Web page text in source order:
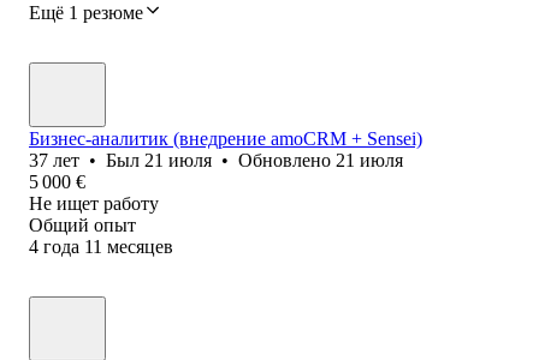
Ещё 1 резюме
Бизнес-аналитик (внедрение amoCRM + Sensei)
37 лет • Был 21 июля • Обновлено 21 июля
5 000 €
Не ищет работу
Общий опыт
4 года 11 месяцев